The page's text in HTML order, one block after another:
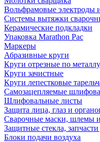
Вольфрамовые электроды
Системы вытяжки
Керамические подкладки
Упаковка Marathon Pac
Маркеры
Абразивные круги
Круги отрезные по металлу
Круги зачистные
Круги лепестковые
Самозацепляемые
Шлифовальные листы
Защита лица, глаз и
Сварочные маски, шлемы
Защитные стекла,
Блоки подачи воздуха